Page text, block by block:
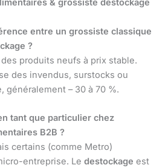
& grossiste destockage
entre un grossiste classique
?
produits neufs à prix stable.
des invendus, surstocks ou
généralement – 30 à 70 %.
tant que particulier chez
B2B ?
certains (comme Metro)
entreprise. Le destockage est